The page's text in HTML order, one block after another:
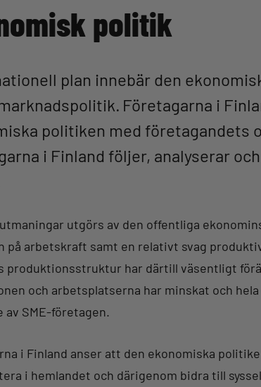
politik
plan innebär den
Företagarna i
politiken med företagandets
i Finland följer, analyserar
utgörs av den offentliga
på arbetskraft samt en relativt svag
produktionsstruktur har därtill väsentligt
och arbetsplatserna har minskat och
av SME-företagen.
i Finland anser att den ekonomiska
i hemlandet och därigenom bidra till